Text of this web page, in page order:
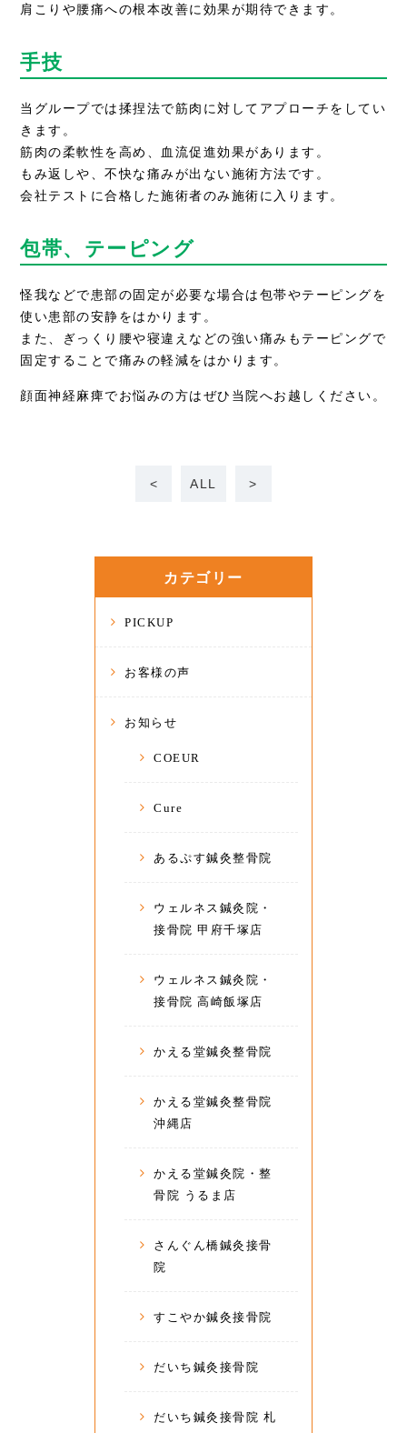
肩こりや腰痛への根本改善に効果が期待できます。
手技
当グループでは揉捏法で筋肉に対してアプローチをしてい
きます。
筋肉の柔軟性を高め、血流促進効果があります。
もみ返しや、不快な痛みが出ない施術方法です。
会社テストに合格した施術者のみ施術に入ります。
包帯、テーピング
怪我などで患部の固定が必要な場合は包帯やテーピングを
使い患部の安静をはかります。
また、ぎっくり腰や寝違えなどの強い痛みもテーピングで
固定することで痛みの軽減をはかります。
顔面神経麻痺でお悩みの方はぜひ当院へお越しください。
< ALL >
カテゴリー
PICKUP
お客様の声
お知らせ
COEUR
Cure
あるぷす鍼灸整骨院
ウェルネス鍼灸院・
接骨院 甲府千塚店
ウェルネス鍼灸院・
接骨院 高崎飯塚店
かえる堂鍼灸整骨院
かえる堂鍼灸整骨院
沖縄店
かえる堂鍼灸院・整
骨院 うるま店
さんぐん橋鍼灸接骨
院
すこやか鍼灸接骨院
だいち鍼灸接骨院
だいち鍼灸接骨院 札